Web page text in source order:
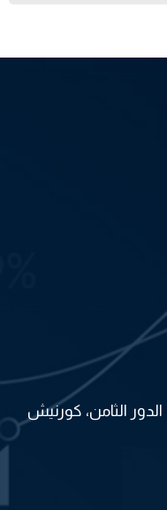
الدور الثامن، كورنيش